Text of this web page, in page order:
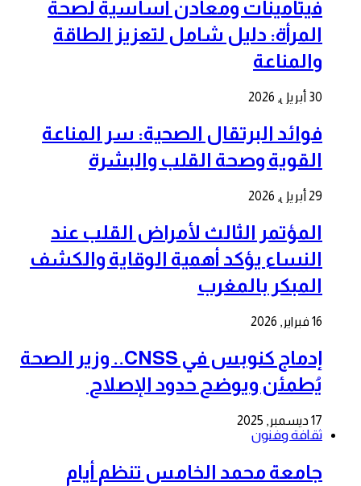
فيتامينات ومعادن أساسية لصحة
المرأة: دليل شامل لتعزيز الطاقة
والمناعة
30 أبريل, 2026
فوائد البرتقال الصحية: سر المناعة
القوية وصحة القلب والبشرة
29 أبريل, 2026
المؤتمر الثالث لأمراض القلب عند
النساء يؤكد أهمية الوقاية والكشف
المبكر بالمغرب
16 فبراير, 2026
إدماج كنوبس في CNSS.. وزير الصحة
يُطمئن ويوضح حدود الإصلاح
17 ديسمبر, 2025
ثقافة وفنون
جامعة محمد الخامس تنظم أيام